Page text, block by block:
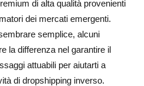
di alta qualità provenienti
dei mercati emergenti.
semplice, alcuni
la differenza nel garantire il
attuabili per aiutarti a
di dropshipping inverso.